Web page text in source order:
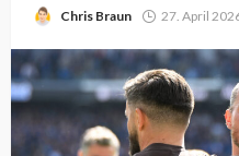
Chris Braun 27. April